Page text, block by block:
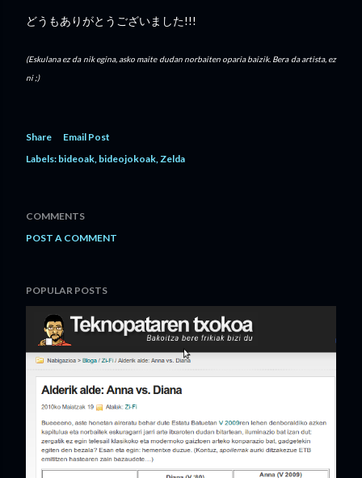
どうもありがとうございました!!!
(Eskulana ez da nik egina, asko maite dudan norbaiten oparia baizik. Bera da artista, ez
ni ;)
Share
Email Post
Labels: bideoak bideojokoak Zelda
COMMENTS
POST A COMMENT
POPULAR POSTS